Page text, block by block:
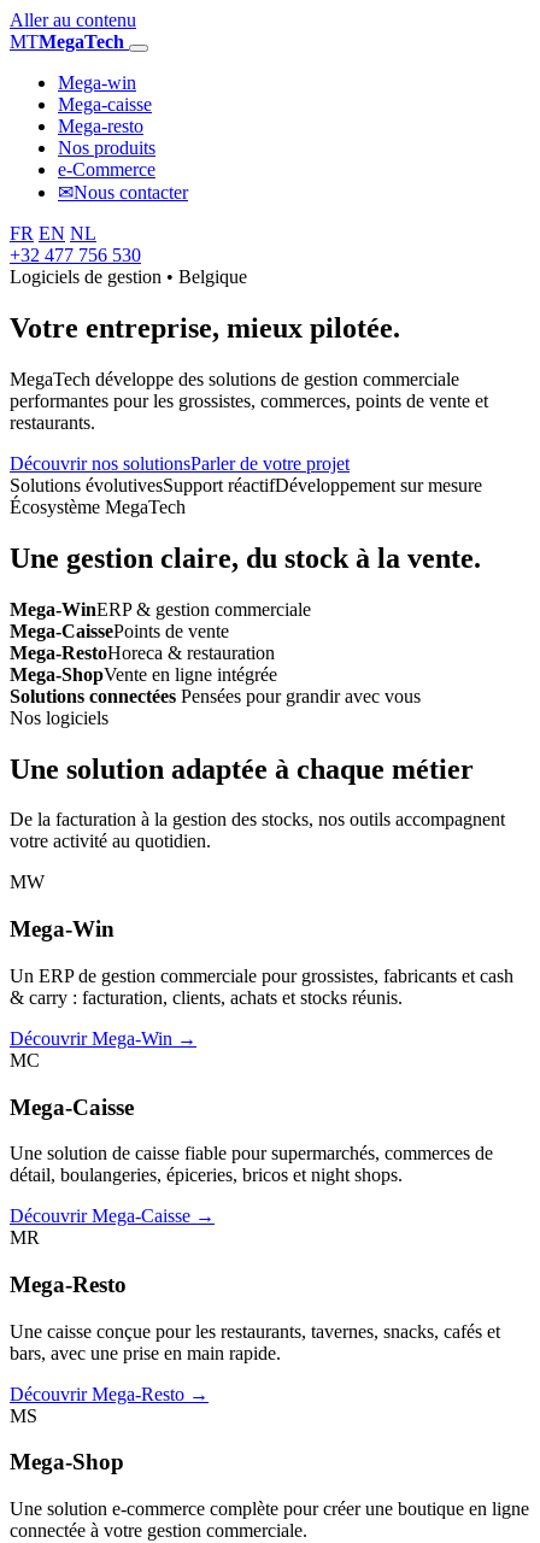
Aller au contenu
MTMegaTech
Mega-win
Mega-caisse
Mega-resto
Nos produits
e-Commerce
✉Nous contacter
FR EN NL
+32 477 756 530
Logiciels de gestion • Belgique
Votre entreprise, mieux pilotée.
MegaTech développe des solutions de gestion commerciale
performantes pour les grossistes, commerces, points de vente et
restaurants.
Découvrir nos solutionsParler de votre projet
Solutions évolutivesSupport réactifDéveloppement sur mesure
Écosystème MegaTech
Une gestion claire, du stock à la vente.
Mega-WinERP & gestion commerciale
Mega-CaissePoints de vente
Mega-RestoHoreca & restauration
Mega-ShopVente en ligne intégrée
Solutions connectées Pensées pour grandir avec vous
Nos logiciels
Une solution adaptée à chaque métier
De la facturation à la gestion des stocks, nos outils accompagnent
votre activité au quotidien.
MW
Mega-Win
Un ERP de gestion commerciale pour grossistes, fabricants et cash
& carry : facturation, clients, achats et stocks réunis.
Découvrir Mega-Win →
MC
Mega-Caisse
Une solution de caisse fiable pour supermarchés, commerces de
détail, boulangeries, épiceries, bricos et night shops.
Découvrir Mega-Caisse →
MR
Mega-Resto
Une caisse conçue pour les restaurants, tavernes, snacks, cafés et
bars, avec une prise en main rapide.
Découvrir Mega-Resto →
MS
Mega-Shop
Une solution e-commerce complète pour créer une boutique en ligne
connectée à votre gestion commerciale.